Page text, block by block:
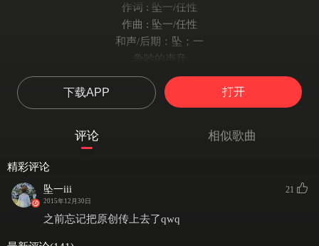
作词 : 坠一/任性
作曲 : 坠一/任性
和声/后期：坠；一
争吵的声音
带着莫名的血腥
爱情 爱情
说得真好听
转身跟这世界道别
下载APP 打开
评论 相似歌曲
精彩评论
坠一iii
2015年12月30日
21
之前忘记把原创传上去了qwq